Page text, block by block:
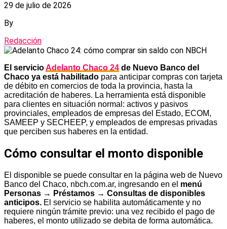
29 de julio de 2026
By
Redacción
El servicioAdelanto Chaco 24 de Nuevo Banco del
Chaco ya está habilitado para anticipar compras con tarjeta
de débito en comercios de toda la provincia, hasta la
acreditación de haberes. La herramienta está disponible
para clientes en situación normal: activos y pasivos
provinciales, empleados de empresas del Estado, ECOM,
SAMEEP y SECHEEP, y empleados de empresas privadas
que perciben sus haberes en la entidad.
Cómo consultar el monto disponible
El disponible se puede consultar en la página web de Nuevo
Banco del Chaco, nbch.com.ar, ingresando en el menú
Personas → Préstamos → Consultas de disponibles
anticipos. El servicio se habilita automáticamente y no
requiere ningún trámite previo: una vez recibido el pago de
haberes, el monto utilizado se debita de forma automática.